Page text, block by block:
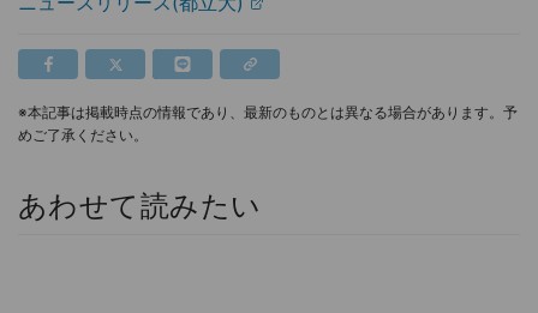
※本記事は掲載時点の情報であり、最新のものとは異なる場合があります。予
めご了承ください。
あわせて読みたい